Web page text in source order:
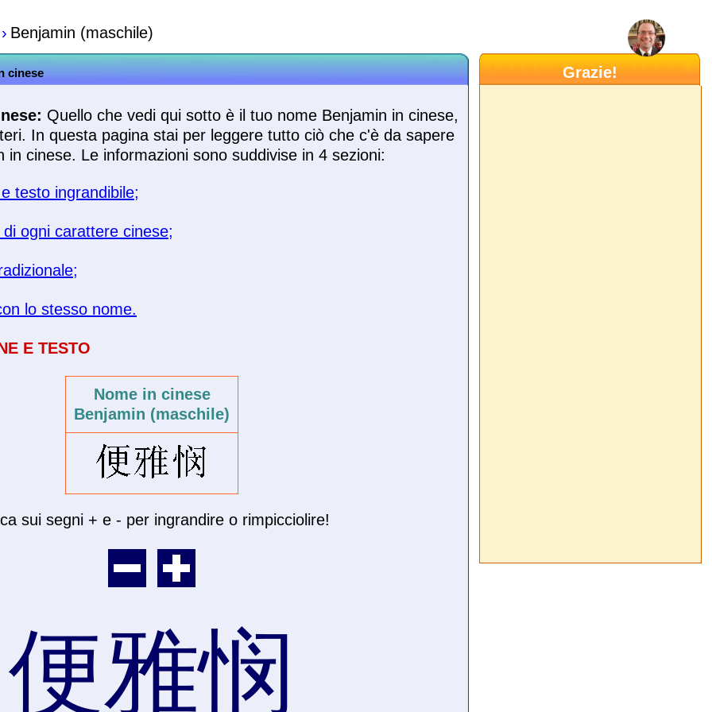
cinese
Quello che vedi qui sotto è il tuo nome Benjamin in cinese,
In questa pagina stai per leggere tutto ciò che c'è da sapere
in cinese. Le informazioni sono suddivise in 4 sezioni:
testo ingrandibile;
ogni carattere cinese;
lo stesso nome.
E TESTO
Nome in cinese
Benjamin (maschile)
sui segni + e - per ingrandire o rimpicciolire!
便雅悯
Grazie!
Benjamin (maschile)